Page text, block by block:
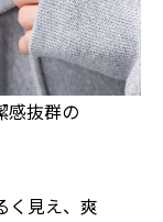
感抜群の
く見え、爽